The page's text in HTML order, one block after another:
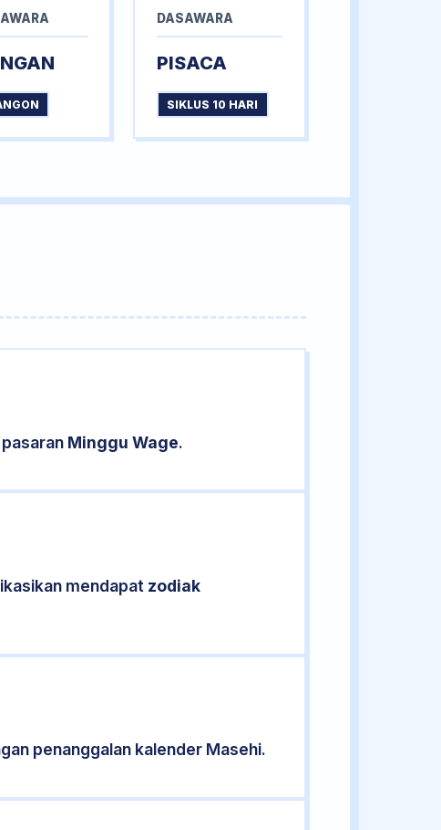
DASAWARA
PISACA
SIKLUS 10 HARI
Minggu Wage.
mendapat zodiak
penanggalan kalender Masehi.